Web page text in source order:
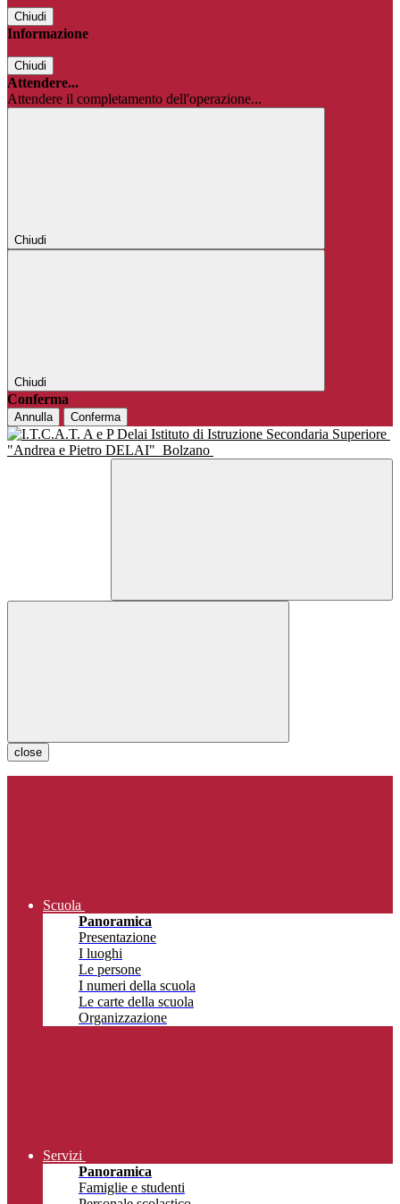
Chiudi
Informazione
Chiudi
Attendere...
Attendere il completamento dell'operazione...
Chiudi
Chiudi
Conferma
Annulla Conferma
Istituto di Istruzione Secondaria Superiore
"Andrea e Pietro DELAI" Bolzano
close
Scuola
Panoramica
Presentazione
I luoghi
Le persone
I numeri della scuola
Le carte della scuola
Organizzazione
Servizi
Panoramica
Famiglie e studenti